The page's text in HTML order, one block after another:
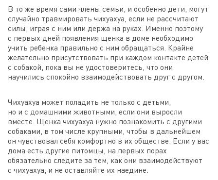
В то же время сами члены семьи, и особенно дети, могут
случайно травмировать чихуахуа, если не рассчитают
силы, играя с ним или держа на руках. Именно поэтому
с первых дней появления щенка в доме необходимо
учить ребенка правильно с ним обращаться. Крайне
желательно присутствовать при каждом контакте детей
с собакой, пока вы не удостоверитесь, что они
научились спокойно взаимодействовать друг с другом.
Чихуахуа может поладить не только с детьми,
но и с домашними животными, если они выросли
вместе. Щенка чихуахуа нужно познакомить с другими
собаками, в том числе крупными, чтобы в дальнейшем
он чувствовал себя комфортно в их обществе. Если у вас
дома есть другие питомцы, на первых порах
обязательно следите за тем, как они взаимодействуют
с чихуахуа, и не оставляйте их наедине.